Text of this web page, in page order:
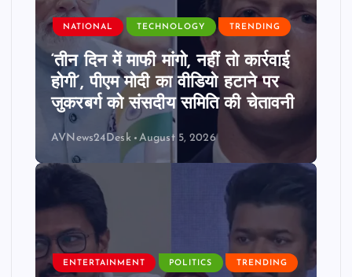
NATIONAL TECHNOLOGY TRENDING
‘तीन दिन में माफी मांगो, नहीं तो कार्रवाई
होगी’, पीएम मोदी का वीडियो हटाने पर
जुकरबर्ग को संसदीय समिति की चेतावनी
AVNews24Desk August 5, 2026
ENTERTAINMENT POLITICS TRENDING